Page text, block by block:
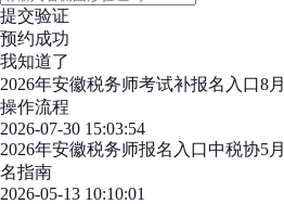
提交验证
预约成功
我知道了
2026年安徽税务师考试补报名入口8
操作流程
2026-07-30 15:03:54
2026年安徽税务师报名入口中税协5
名指南
2026-05-13 10:10:01